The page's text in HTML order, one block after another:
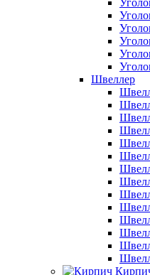
Швеллер